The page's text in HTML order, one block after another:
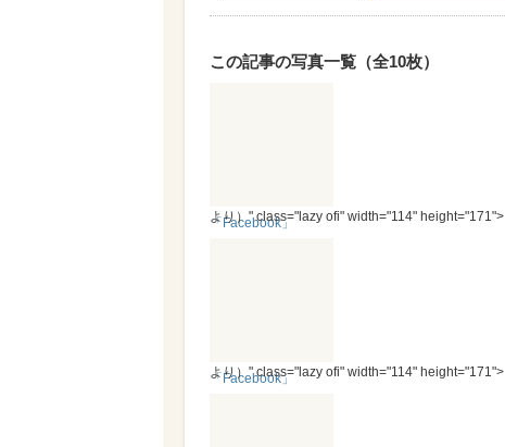
この記事の写真一覧（全10枚）
「Facebook」
より）" class="lazy ofi" width="114" height="171">
「Facebook」
より）" class="lazy ofi" width="114" height="171">